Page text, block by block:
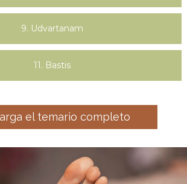
9. Udvartanam
11. Bastis
el temario completo